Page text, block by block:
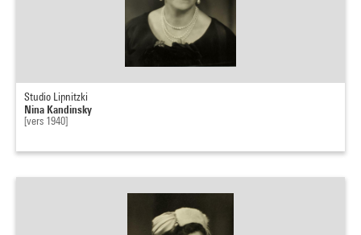
Studio Lipnitzki
Nina Kandinsky
[vers 1940]